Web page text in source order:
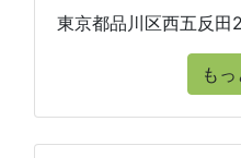
東京都品川区西五反田
も